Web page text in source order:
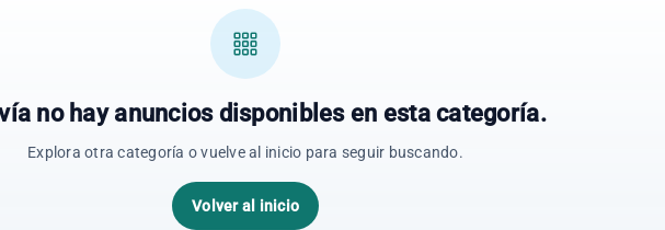
no hay anuncios disponibles en esta categoría.
Explora otra categoría o vuelve al inicio para seguir buscando.
Volver al inicio